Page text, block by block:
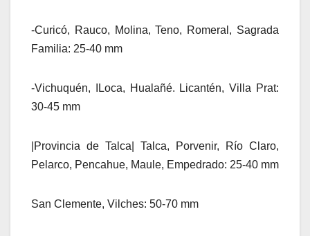
-Curicó, Rauco, Molina, Teno, Romeral, Sagrada
Familia: 25-40 mm
-Vichuquén, ILoca, Hualañé. Licantén, Villa Prat:
30-45 mm
|Provincia de Talca| Talca, Porvenir, Río Claro,
Pelarco, Pencahue, Maule, Empedrado: 25-40 mm
San Clemente, Vilches: 50-70 mm